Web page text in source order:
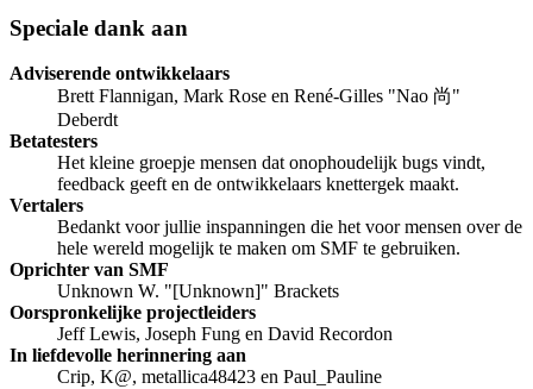
Speciale dank aan
Adviserende ontwikkelaars
Brett Flannigan, Mark Rose en René-Gilles "Nao 尚"
Deberdt
Betatesters
Het kleine groepje mensen dat onophoudelijk bugs vindt,
feedback geeft en de ontwikkelaars knettergek maakt.
Vertalers
Bedankt voor jullie inspanningen die het voor mensen over de
hele wereld mogelijk te maken om SMF te gebruiken.
Oprichter van SMF
Unknown W. "[Unknown]" Brackets
Oorspronkelijke projectleiders
Jeff Lewis, Joseph Fung en David Recordon
In liefdevolle herinnering aan
Crip, K@, metallica48423 en Paul_Pauline